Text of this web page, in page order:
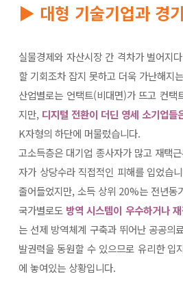
▶ 대형 기술기업과 경
실물경제와 자산시장 간 격차가 벌어지
할 기회조차 잡지 못하고 더욱 가난해지
산업별로는 언택트(비대면)가 뜨고 컨
지만, 디지털 전환이 더딘 영세 소기업들
K자형의 하단에 머물렀습니다.
고소득층은 대기업 종사자가 많고 재택
자가 상당수라 직접적인 피해를 입었습
줄어들었지만, 소득 상위 20%는 전년
국가별로도 방역 시스템이 우수하거나
는 선제 방역체계 구축과 뛰어난 공공의
발권력을 동원할 수 있으므로 유리한 입
에 놓여있는 상황입니다.